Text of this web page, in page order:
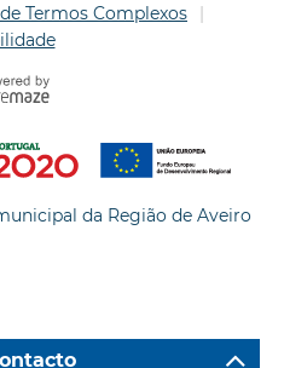
Termos Complexos
da Região de Aveiro